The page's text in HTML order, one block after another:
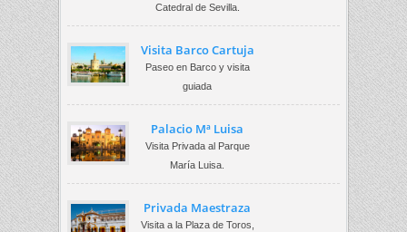
Catedral de Sevilla.
Visita Barco Cartuja
Paseo en Barco y visita
guiada
Palacio Mª Luisa
Visita Privada al Parque
María Luisa.
Privada Maestraza
Visita a la Plaza de Toros,